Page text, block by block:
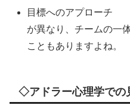
目標へのアプローチ
が異なり、チームの一
こともありますよね。
◇アドラー心理学での